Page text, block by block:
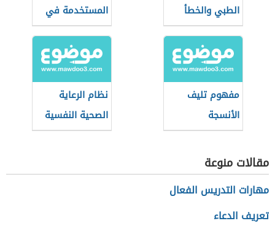
الطبي والخطأ
الطبي
المستخدمة في
طب النساء
والتوليد
مفهوم تليف
الأنسجة
نظام الرعاية
الصحية النفسية
(نظام سعودي)
مقالات منوعة
مهارات التدريس الفعال
تعريف الدعاء